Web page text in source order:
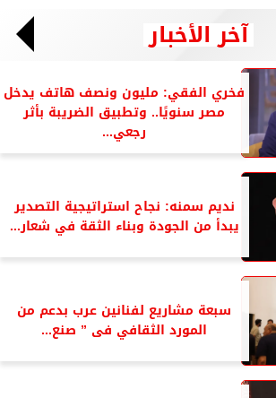
آخر الأخبار
فخري الفقي: مليون ونصف هاتف يدخل
مصر سنويًا.. وتطبيق الضريبة بأثر
رجعي...
نديم سمنه: نجاح استراتيجية التصدير
يبدأ من الجودة وبناء الثقة في شعار...
سبعة مشاريع لفنانين عرب بدعم من
المورد الثقافي فى ” صنع...